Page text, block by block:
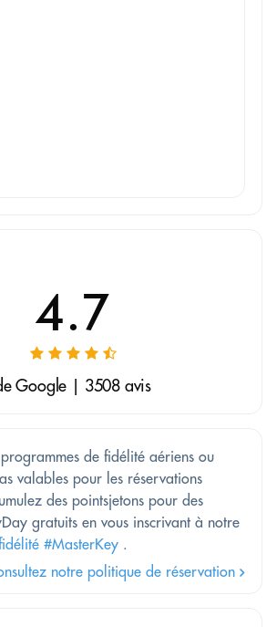
4.7
Google | 3508 avis
programmes de fidélité aériens ou
valables pour les réservations
des pointsjetons pour des
gratuits en vous inscrivant à notre
#MasterKey .
notre politique de réservation